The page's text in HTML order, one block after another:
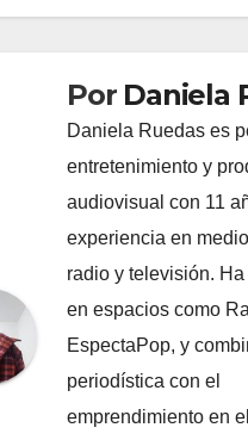
Por Daniela
Daniela Ruedas es
entretenimiento y
audiovisual con 11
experiencia en
radio y televisión.
en espacios como
EspectaPop, y
periodística con el
emprendimiento en